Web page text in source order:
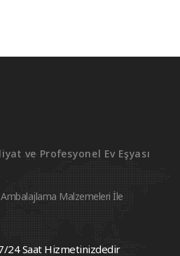
ve Profesyonel Ev Eşyası
Malzemeleri İle
24 Saat Hizmetinizdedir